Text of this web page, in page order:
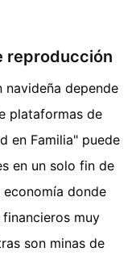
reproducción
navideña depende
plataformas de
en Familia" puede
en un solo fin de
economía donde
muy
son minas de